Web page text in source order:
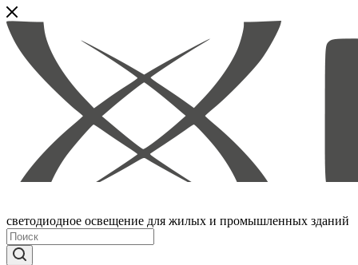
светодиодное освещение для жилых и промышленных зданий